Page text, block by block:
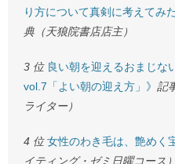
り方について真剣に考えてみ
典（天狼院書店店主）
3 位 良い朝を迎えるおまじな
vol.7「よい朝の迎え方」》 記
ライター）
4 位女性のわき毛は、艶めく
イティング・ゼミ日曜コース）